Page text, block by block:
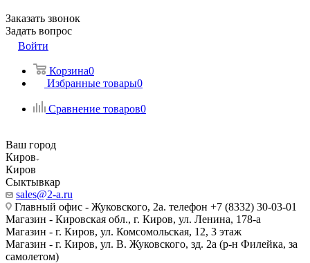
Заказать звонок
Задать вопрос
Войти
Корзина0
Избранные товары0
Сравнение товаров0
Ваш город
Киров
Киров
Сыктывкар
sales@2-a.ru
Главный офис - Жуковского, 2а. телефон +7 (8332) 30-03-01
Магазин - Кировская обл., г. Киров, ул. Ленина, 178-а
Магазин - г. Киров, ул. Комсомольская, 12, 3 этаж
Магазин - г. Киров, ул. В. Жуковского, зд. 2а (р-н Филейка, за
самолетом)